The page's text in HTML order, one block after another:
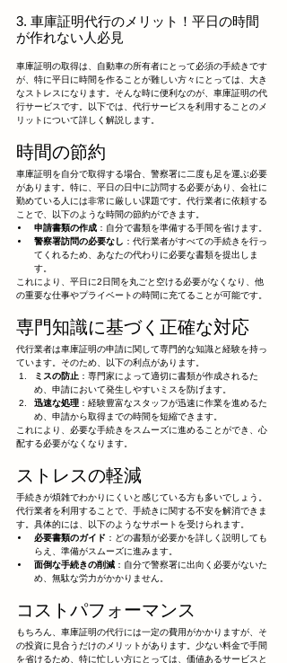
3. 車庫証明代行のメリット！平日の時間
が作れない人必見
車庫証明の取得は、自動車の所有者にとって必須の手続きです
が、特に平日に時間を作ることが難しい方々にとっては、大き
なストレスになります。そんな時に便利なのが、車庫証明の代
行サービスです。以下では、代行サービスを利用することのメ
リットについて詳しく解説します。
時間の節約
車庫証明を自分で取得する場合、警察署に二度も足を運ぶ必要
があります。特に、平日の日中に訪問する必要があり、会社に
勤めている人には非常に厳しい課題です。代行業者に依頼する
ことで、以下のような時間の節約ができます。
申請書類の作成 ：自分で書類を準備する手間を省けます。
警察署訪問の必要なし ：代行業者がすべての手続きを行っ
てくれるため、あなたの代わりに必要な書類を提出しま
す。
これにより、平日に2日間を丸ごと空ける必要がなくなり、他
の重要な仕事やプライベートの時間に充てることが可能です。
専門知識に基づく正確な対応
代行業者は車庫証明の申請に関して専門的な知識と経験を持っ
ています。そのため、以下の利点があります。
ミスの防止 ：専門家によって適切に書類が作成されるた
め、申請において発生しやすいミスを防げます。
迅速な処理 ：経験豊富なスタッフが迅速に作業を進めるた
め、申請から取得までの時間を短縮できます。
これにより、必要な手続きをスムーズに進めることができ、心
配する必要がなくなります。
ストレスの軽減
手続きが煩雑でわかりにくいと感じている方も多いでしょう。
代行業者を利用することで、手続きに関する不安を解消できま
す。具体的には、以下のようなサポートを受けられます。
必要書類のガイド ：どの書類が必要かを詳しく説明しても
らえ、準備がスムーズに進みます。
面倒な手続きの削減 ：自分で警察署に出向く必要がないた
め、無駄な労力がかかりません。
コストパフォーマンス
もちろん、車庫証明の代行には一定の費用がかかりますが、そ
の投資に見合うだけのメリットがあります。少ない料金で手間
を省けるため、特に忙しい方にとっては、価値あるサービスと